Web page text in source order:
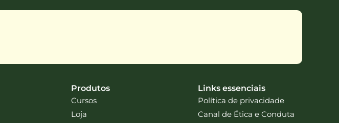
Produtos
Cursos
Loja
Links essenciais
Política de privacidade
Canal de Ética e Conduta